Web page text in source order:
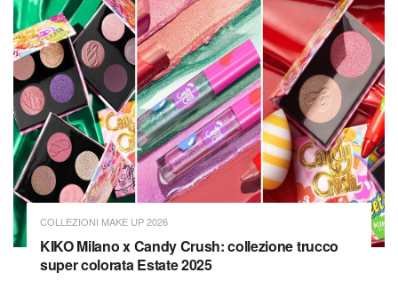
COLLEZIONI MAKE UP 2026
KIKO Milano x Candy Crush: collezione trucco
super colorata Estate 2025